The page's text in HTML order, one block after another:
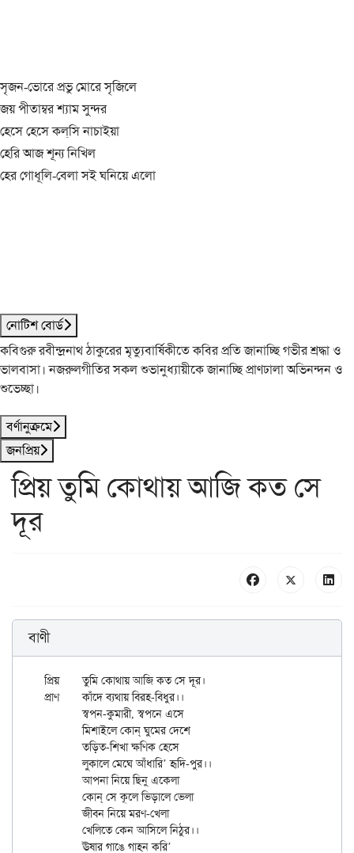
সৃজন-ভোরে প্রভু মোরে সৃজিলে
জয় পীতাম্বর শ্যাম সুন্দর
হেসে হেসে কল্‌সি নাচাইয়া
হেরি আজ শূন্য নিখিল
হের গোধূলি-বেলা সই ঘনিয়ে এলো
নোটিশ বোর্ড
কবিগুরু রবীন্দ্রনাথ ঠাকুরের মৃত্যুবার্ষিকীতে কবির প্রতি জানাচ্ছি গভীর শ্রদ্ধা ও
ভালবাসা। নজরুলগীতির সকল শুভানুধ্যায়ীকে জানাচ্ছি প্রাণঢালা অভিনন্দন ও
শুভেচ্ছা।
বর্ণানুক্রমে
জনপ্রিয়
প্রিয় তুমি কোথায় আজি কত সে
দূর
বাণী
প্রিয়	তুমি কোথায় আজি কত সে দূর।
প্রাণ	কাঁদে ব্যথায় বিরহ-বিধুর।।
	স্বপন-কুমারী, স্বপনে এসে
	মিশাইলে কোন্ ঘুমের দেশে
	তড়িত-শিখা ক্ষণিক হেসে
	লুকালে মেঘে আঁধারি’ হৃদি-পুর।।
	আপনা নিয়ে ছিনু একেলা
	জীবন নিয়ে মরণ-খেলা
	ঊষার গাঙে গাহন করি’